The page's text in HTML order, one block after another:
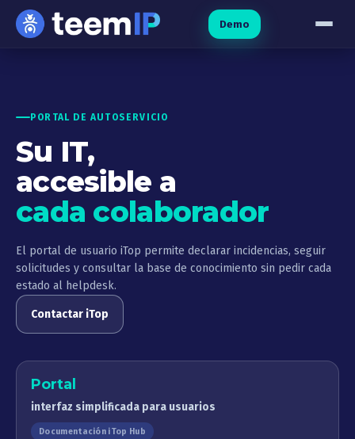
Ir al contenido
Demo
PORTAL DE AUTOSERVICIO
Su IT,
accesible a
cada colaborador
El portal de usuario iTop permite declarar incidencias, seguir
solicitudes y consultar la base de conocimiento sin pedir cada
estado al helpdesk.
Contactar iTop
Portal
interfaz simplificada para usuarios
Documentación iTop Hub